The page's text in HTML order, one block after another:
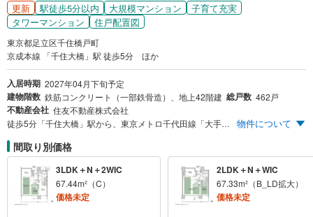
更新 駅徒歩5分以内 大規模マンション
子育て充実
タワーマンション
住戸配置図
東京都足立区千住橋戸町
京成本線 「千住大橋」駅 徒歩5分 ほか
入居時期 2027年04月下旬予定
建物階数 鉄筋コンクリート（一部鉄骨造）、地上42階建 総戸数 462戸
不動産会社 住友不動産株式会社
徒歩5分「千住大橋」駅から、東京メトロ千代田線「大手町」駅21分。JR山手線「日暮里」駅直通6分。【先着順販売受付】2LD・K/8,900万円～。42階建て超高層大規模制振タワーレジデンス。【実物見学可能】安心の24時間有人管理、快適な内廊下設計。ZEH-M Oriented 省エネ住宅。
物件について
間取り別価格
3LDK＋N＋2WIC
67.44m²（C）
価格未定
2LDK＋N＋WIC
67.33m²（B_LD拡大）
価格未定